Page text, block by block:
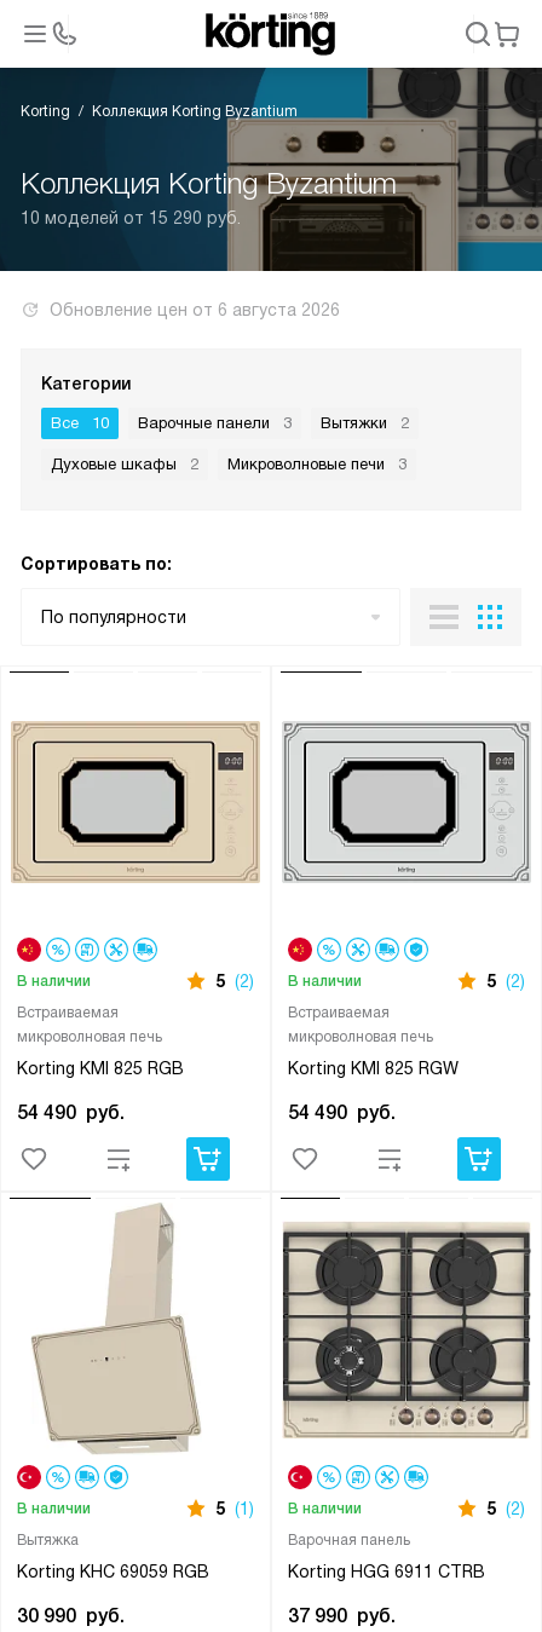
Korting Коллекция Korting Byzantium
Коллекция Korting Byzantium
10 моделей от 15 290 руб.
Обновление цен от 6 августа 2026
Категории
Все 10 Варочные панели 3 Вытяжки 2
Духовые шкафы 2 Микроволновые печи 3
Сортировать по:
По популярности
Встраиваемая
микроволновая печь
Korting KMI 825 RGB
В наличии 5 (2)
54 490 руб.
Встраиваемая
микроволновая печь
Korting KMI 825 RGW
В наличии 5 (2)
54 490 руб.
Вытяжка
Korting KHC 69059 RGB
В наличии 5 (1)
30 990 руб.
Варочная панель
Korting HGG 6911 CTRB
В наличии 5 (2)
37 990 руб.